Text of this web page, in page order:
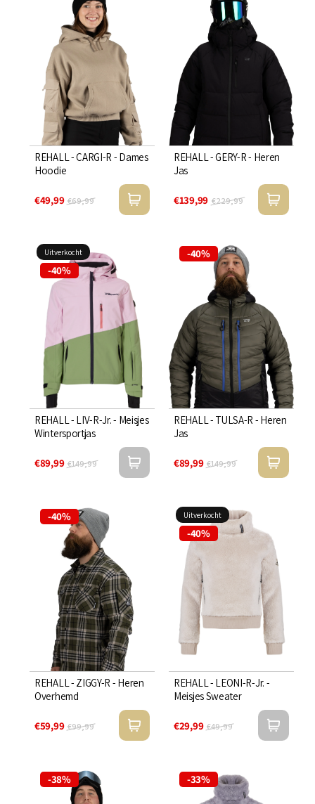
REHALL - CARGI-R - Dames
Hoodie
€49,99 €69,99
REHALL - GERY-R - Heren
Jas
€139,99 €229,99
Uitverkocht
-40%
REHALL - LIV-R-Jr. - Meisjes
Wintersportjas
€89,99 €149,99
-40%
REHALL - TULSA-R - Heren
Jas
€89,99 €149,99
-40%
REHALL - ZIGGY-R - Heren
Overhemd
€59,99 €99,99
Uitverkocht
-40%
REHALL - LEONI-R-Jr. -
Meisjes Sweater
€29,99 €49,99
-38% -33%